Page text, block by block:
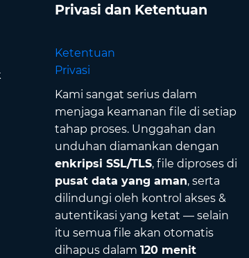
Privasi dan Ketentuan
Ketentuan
Privasi
Kami sangat serius dalam
menjaga keamanan file di setiap
tahap proses. Unggahan dan
unduhan diamankan dengan
enkripsi SSL/TLS, file diproses di
pusat data yang aman, serta
dilindungi oleh kontrol akses &
autentikasi yang ketat — selain
itu semua file akan otomatis
dihapus dalam 120 menit